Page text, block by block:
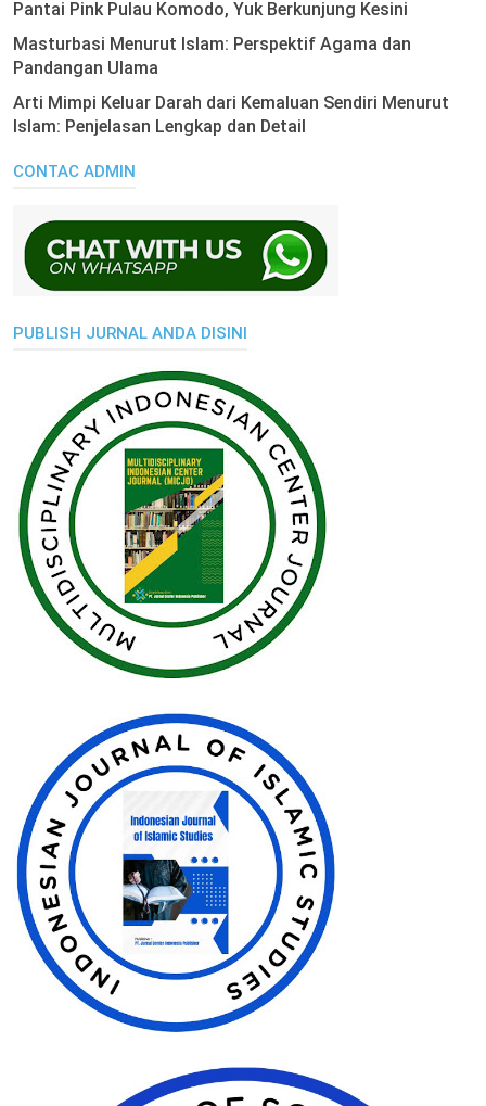
Pantai Pink Pulau Komodo, Yuk Berkunjung Kesini
Masturbasi Menurut Islam: Perspektif Agama dan
Pandangan Ulama
Arti Mimpi Keluar Darah dari Kemaluan Sendiri Menurut
Islam: Penjelasan Lengkap dan Detail
CONTAC ADMIN
PUBLISH JURNAL ANDA DISINI